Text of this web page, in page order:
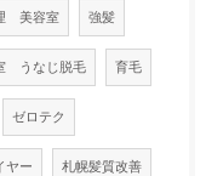
美容室 強髪
うなじ脱毛 育毛
ゼロテク
ヤー 札幌髪質改善